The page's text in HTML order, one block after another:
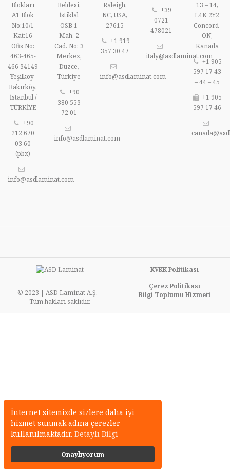
İnternet sitemizde sizlere daha iyi
hizmet sunmak adına çerezler
kullanılmaktadır. Detaylı Bilgi
Onaylıyorum
Blokları
A1 Blok
No:10/1
Kat:16
Ofis No:
463-465-
466 34149
Yeşilköy-
Bakırköy,
İstanbul /
TÜRKİYE
+90
212 670
03 60
(pbx)
info@asdlaminat.com
Beldesi,
İstiklal
OSB 1
Mah. 2
Cad. No: 3
Merkez,
Düzce,
Türkiye
+90
380 553
72 01
info@asdlaminat.com
Raleigh,
NC, USA,
27615
+1 919
357 30 47
info@asdlaminat.com
+39
0721
478021
italy@asdlaminat.com
13 – 14,
L4K 2Y2
Concord-
ON,
Kanada
+1 905
597 17 43
– 44 – 45
+1 905
597 17 46
© 2023 | ASD Laminat A.Ş. –
Tüm hakları saklıdır.
KVKK Politikası
Çerez Politikası
Bilgi Toplumu Hizmeti